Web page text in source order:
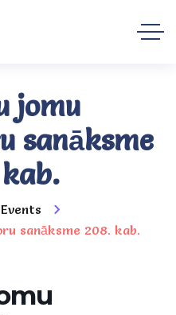
jomu
sanāksme
Events
sanāksme 208. kab.